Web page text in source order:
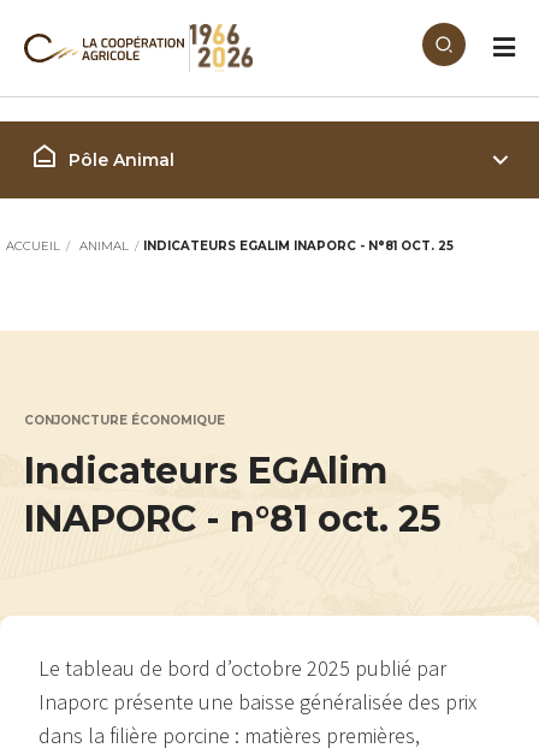
Filière Animal
Pôle Animal
ACCUEIL ANIMAL INDICATEURS EGALIM INAPORC - N°81 OCT. 25
CONJONCTURE ÉCONOMIQUE
Indicateurs EGAlim
INAPORC - n°81 oct. 25
Le tableau de bord d’octobre 2025 publié par
Inaporc présente une baisse généralisée des prix
dans la filière porcine : matières premières,